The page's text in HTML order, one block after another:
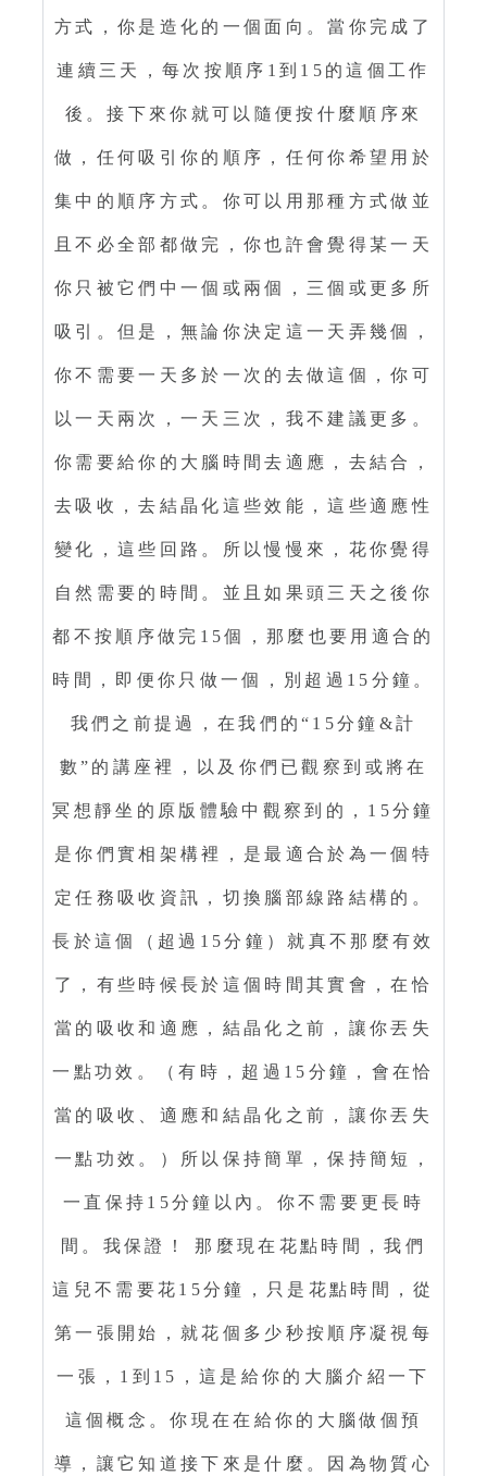
方式，你是造化的一個面向。當你完成了
連續三天，每次按順序1到15的這個工作
後。接下來你就可以隨便按什麼順序來
做，任何吸引你的順序，任何你希望用於
集中的順序方式。你可以用那種方式做並
且不必全部都做完，你也許會覺得某一天
你只被它們中一個或兩個，三個或更多所
吸引。但是，無論你決定這一天弄幾個，
你不需要一天多於一次的去做這個，你可
以一天兩次，一天三次，我不建議更多。
你需要給你的大腦時間去適應，去結合，
去吸收，去結晶化這些效能，這些適應性
變化，這些回路。所以慢慢來，花你覺得
自然需要的時間。並且如果頭三天之後你
都不按順序做完15個，那麼也要用適合的
時間，即便你只做一個，別超過15分鐘。
我們之前提過，在我們的“15分鐘&計
數”的講座裡，以及你們已觀察到或將在
冥想靜坐的原版體驗中觀察到的，15分鐘
是你們實相架構裡，是最適合於為一個特
定任務吸收資訊，切換腦部線路結構的。
長於這個（超過15分鐘）就真不那麼有效
了，有些時候長於這個時間其實會，在恰
當的吸收和適應，結晶化之前，讓你丟失
一點功效。（有時，超過15分鐘，會在恰
當的吸收、適應和結晶化之前，讓你丟失
一點功效。）所以保持簡單，保持簡短，
一直保持15分鐘以內。你不需要更長時
間。我保證！ 那麼現在花點時間，我們
這兒不需要花15分鐘，只是花點時間，從
第一張開始，就花個多少秒按順序凝視每
一張，1到15，這是給你的大腦介紹一下
這個概念。你現在在給你的大腦做個預
導，讓它知道接下來是什麼。因為物質心